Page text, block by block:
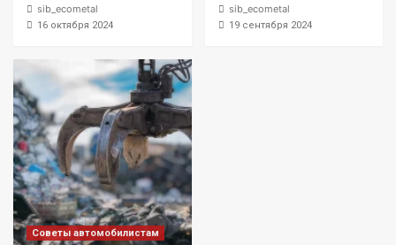
sib_ecometal
16 октября 2024
sib_ecometal
19 сентября 2024
Советы автомобилистам